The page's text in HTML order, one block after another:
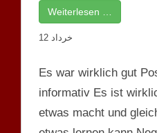
Weiterlesen …
12 خرداد
Es war wirklich gut
informativ Es ist
etwas macht und